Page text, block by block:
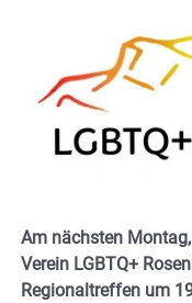
Am nächsten
Verein LGBTQ+
Regionaltreffen um